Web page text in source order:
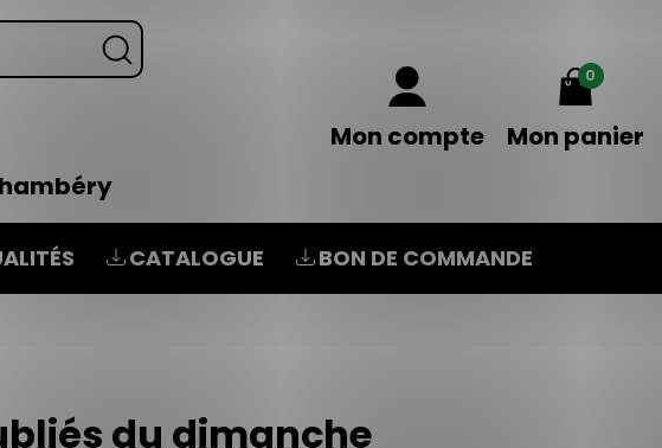
Mon compte
0
Mon panier
CATALOGUE BON DE COMMANDE
du dimanche